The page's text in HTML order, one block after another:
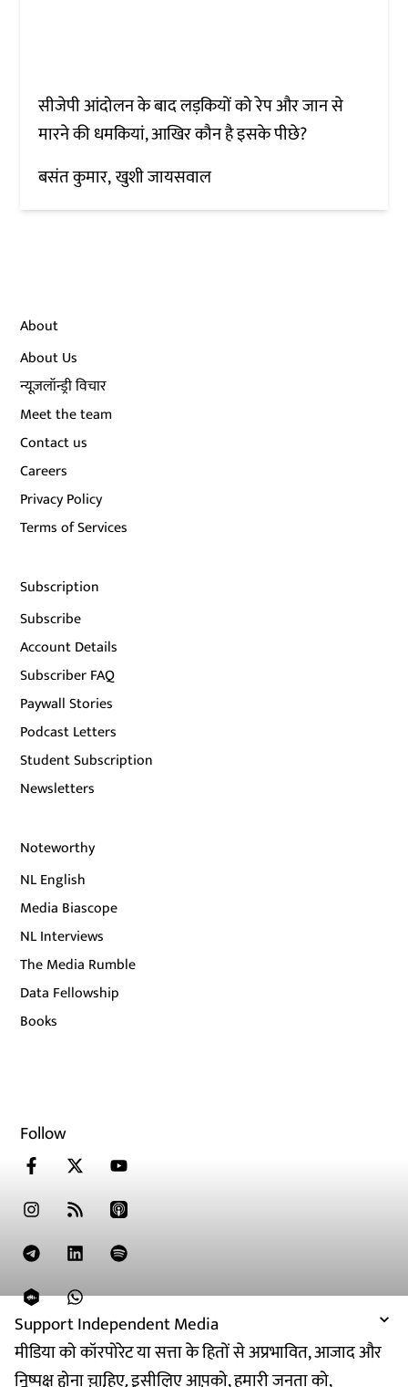
Support Independent Media
मीडिया को कॉरपोरेट या सत्ता के हितों से अप्रभावित, आजाद और
निष्पक्ष होना चाहिए. इसीलिए आपको, हमारी जनता को,
सीजेपी आंदोलन के बाद लड़कियों को रेप और जान से
मारने की धमकियां, आखिर कौन है इसके पीछे?
बसंत कुमार खुशी जायसवाल
About
About Us
न्यूज़लॉन्ड्री विचार
Meet the team
Contact us
Careers
Privacy Policy
Terms of Services
Subscription
Subscribe
Account Details
Subscriber FAQ
Paywall Stories
Podcast Letters
Student Subscription
Newsletters
Noteworthy
NL English
Media Biascope
NL Interviews
The Media Rumble
Data Fellowship
Books
Follow